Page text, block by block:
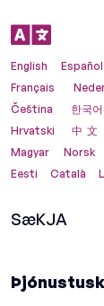
English Español
Français
Čeština
한국어
Hrvatski
中文
Magyar
Norsk
Eesti
Català
SæKJA